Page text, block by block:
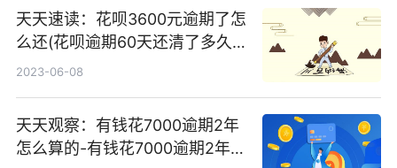
天天速读：花呗3600元逾期了怎
么还(花呗逾期60天还清了多久
能恢复使用资格)
2023-06-08
天天观察：有钱花7000逾期2年
怎么算的-有钱花7000逾期2年怎